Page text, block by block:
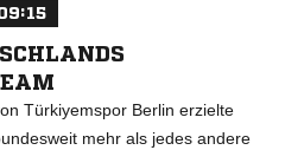
Türkiyemspor Berlin erzielte
mehr als jedes andere